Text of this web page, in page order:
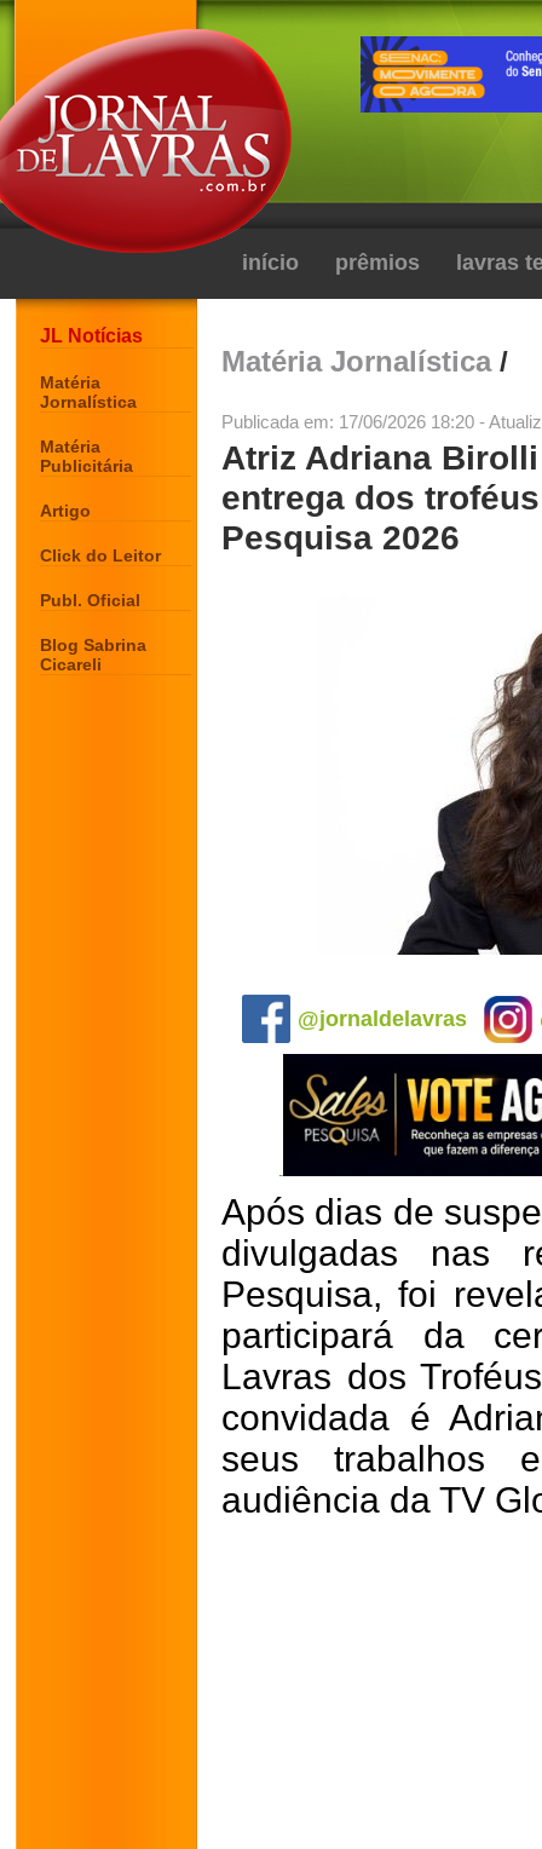
início prêmios lavras
JL Notícias
Matéria
Jornalística
Matéria
Publicitária
Artigo
Click do Leitor
Publ. Oficial
Blog Sabrina
Cicareli
Matéria Jornalística/
Publicada em: 17/06/2026 18:20 -
Atriz Adriana
entrega dos
Pesquisa 2026
@jornaldelavras
Após dias de
divulgadas nas
Pesquisa, foi
participará da
Lavras dos
convidada é
seus trabalhos
audiência da TV